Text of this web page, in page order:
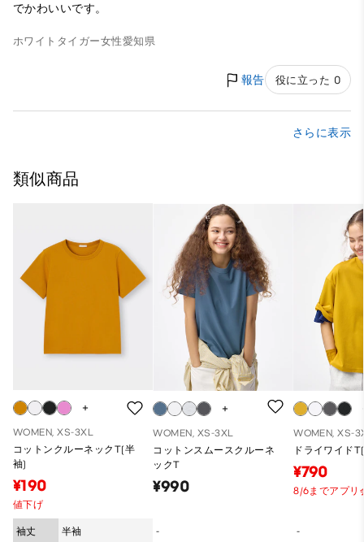
でかわいいです。
ホワイトタイガー女性愛知県
報告 役に立った 0
さらに表示
類似商品
WOMEN, XS-3XL
コットンクルーネックT(半
袖)
¥190
値下げ
袖丈 半袖
WOMEN, XS-3XL
コットンスムースクルーネ
ックT
¥990
-
WOMEN, XS-
ドライワイド
¥790
8/6までアプリ
-